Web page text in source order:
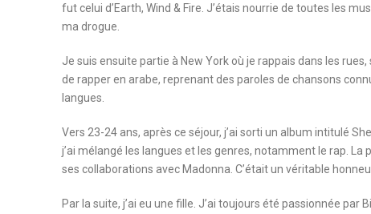
fut celui d’Earth, Wind & Fire. J’étais nourrie de toutes les
ma drogue.
Je suis ensuite partie à New York où je rappais dans les
de rapper en arabe, reprenant des paroles de chansons
langues.
Vers 23-24 ans, après ce séjour, j’ai sorti un album intitulé
j’ai mélangé les langues et les genres, notamment le rap.
ses collaborations avec Madonna. C’était un véritable
Par la suite, j’ai eu une fille. J’ai toujours été passionnée